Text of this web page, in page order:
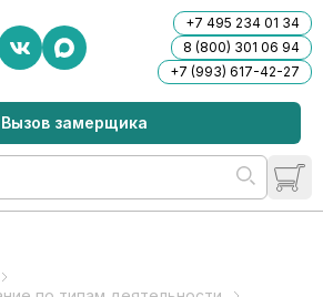
+7 495 234 01 34
8 (800) 301 06 94
+7 (993) 617-42-27
Вызов замерщика